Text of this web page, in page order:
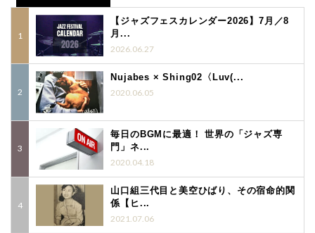
【ジャズフェスカレンダー2026】7月／8
月...
2026.06.27
Nujabes × Shing02〈Luv(...
2020.06.05
毎日のBGMに最適！ 世界の「ジャズ専
門」ネ...
2020.04.18
山口組三代目と美空ひばり、その宿命的関
係【ヒ...
2021.07.06